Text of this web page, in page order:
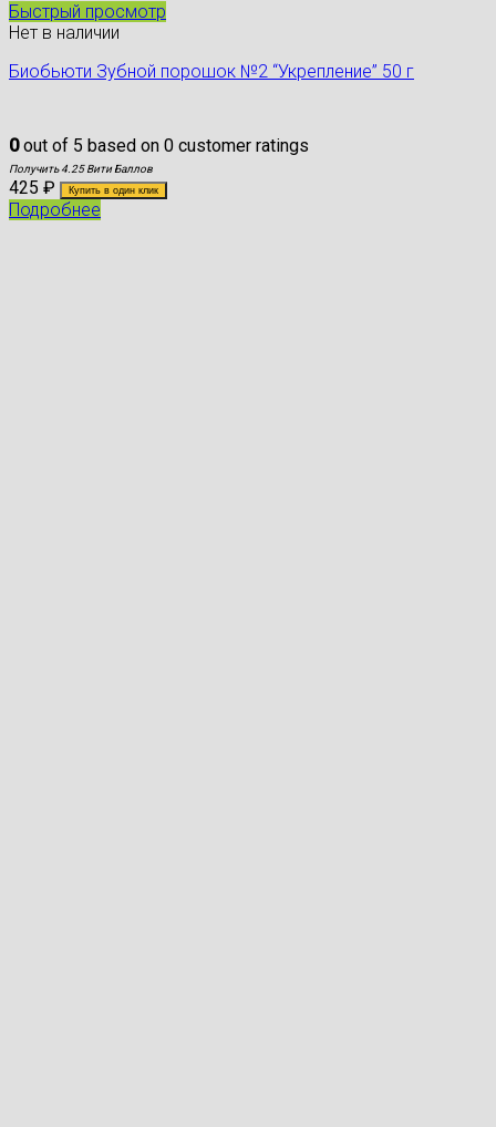
Быстрый просмотр
Нет в наличии
Биобьюти Зубной порошок №2 “Укрепление” 50 г
0out of 5 based on 0 customer ratings
Получить 4.25 Вити Баллов
425 ₽ Купить в один клик
Подробнее